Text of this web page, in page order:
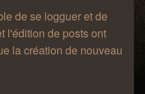
de se logguer et de
l'édition de posts ont
la création de nouveau